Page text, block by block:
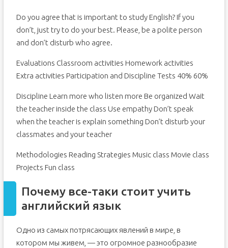
Do you agree that is important to study English? If you
don’t, just try to do your best. Please, be a polite person
and don’t disturb who agree.
Evaluations Classroom activities Homework activities
Extra activities Participation and Discipline Tests 40% 60%
Discipline Learn more who listen more Be organized Wait
the teacher inside the class Use empathy Don’t speak
when the teacher is explain something Don’t disturb your
classmates and your teacher
Methodologies Reading Strategies Music class Movie class
Projects Fun class
Почему все-таки стоит учить
английский язык
Одно из самых потрясающих явлений в мире, в
котором мы живем, — это огромное разнообразие